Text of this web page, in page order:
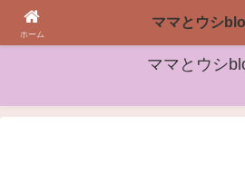
女性や子どもたちに役立つ
ママとウシ
ホーム
ママとウシ